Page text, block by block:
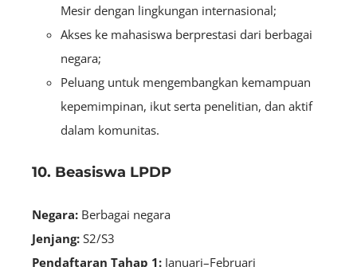
Mesir dengan lingkungan internasional;
Akses ke mahasiswa berprestasi dari berbagai
negara;
Peluang untuk mengembangkan kemampuan
kepemimpinan, ikut serta penelitian, dan aktif
dalam komunitas.
10. Beasiswa LPDP
Negara: Berbagai negara
Jenjang: S2/S3
Pendaftaran Tahap 1: Januari–Februari